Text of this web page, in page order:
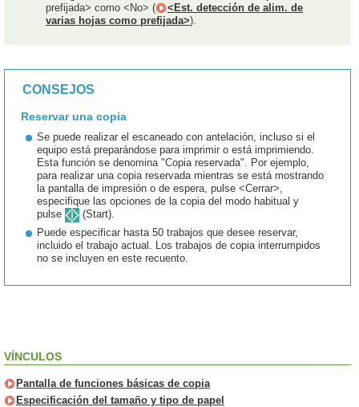
prefijada> como <No> (
<Est. detección de alim. de
varias hojas como prefijada>).
CONSEJOS
Reservar una copia
Se puede realizar el escaneado con antelación, incluso si el
equipo está preparándose para imprimir o está imprimiendo.
Esta función se denomina "Copia reservada". Por ejemplo,
para realizar una copia reservada mientras se está mostrando
la pantalla de impresión o de espera, pulse <Cerrar>,
especifique las opciones de la copia del modo habitual y
pulse
(Start).
Puede especificar hasta 50 trabajos que desee reservar,
incluido el trabajo actual. Los trabajos de copia interrumpidos
no se incluyen en este recuento.
VÍNCULOS
Pantalla de funciones básicas de copia
Especificación del tamaño y tipo de papel